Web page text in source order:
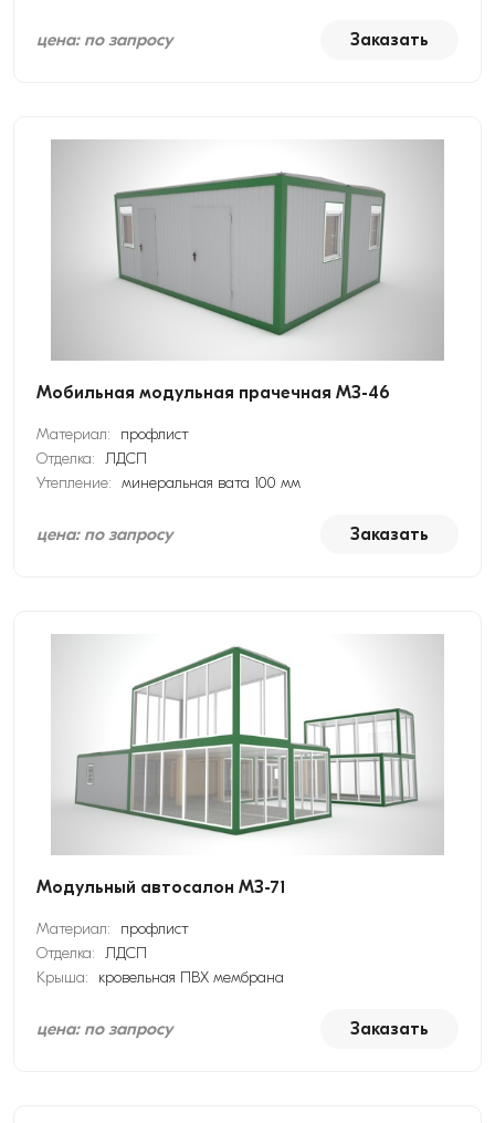
цена: по запросу Заказать
Мобильная модульная прачечная МЗ-46
Материал:
профлист
Отделка: ЛДСП
Утепление: минеральная вата 100 мм
цена: по запросу Заказать
Модульный автосалон МЗ-71
Материал:
профлист
Отделка: ЛДСП
Крыша:
кровельная ПВХ мембрана
цена: по запросу Заказать